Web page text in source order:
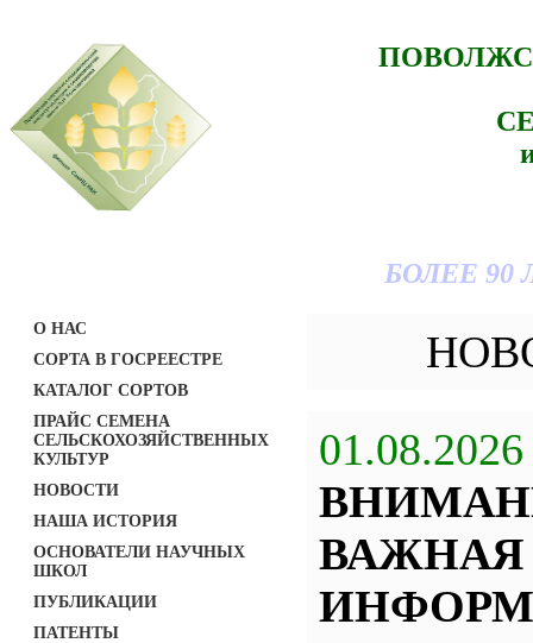
БОЛЕЕ
О НАС
СОРТА В ГОСРЕЕСТРЕ
КАТАЛОГ СОРТОВ
ПРАЙС СЕМЕНА
СЕЛЬСКОХОЗЯЙСТВЕННЫХ
КУЛЬТУР
НОВОСТИ
НАША ИСТОРИЯ
ОСНОВАТЕЛИ НАУЧНЫХ
ШКОЛ
ПУБЛИКАЦИИ
ПАТЕНТЫ
01.08.2026
ВАЖНАЯ